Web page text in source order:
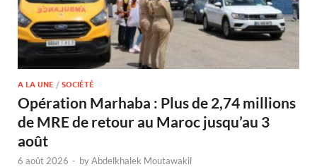
A LA UNE / SOCIÉTÉ
Opération Marhaba : Plus de 2,74 millions
de MRE de retour au Maroc jusqu’au 3
août
6 août 2026 - byAbdelkhalek Moutawakil